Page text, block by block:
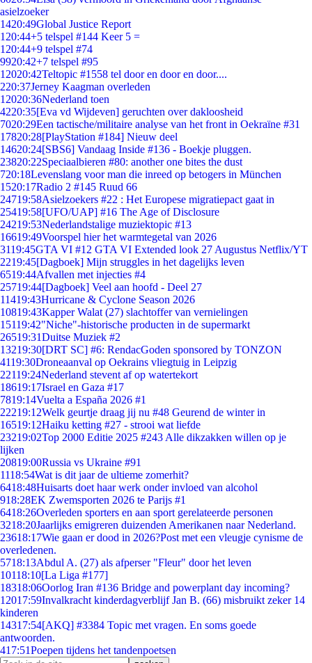
asielzoeker
1420:49Global Justice Report
1 20:44+5 telspel #144 Keer 5 =
1 20:44+9 telspel #74
9920:42+7 telspel #95
12020:42Teltopic #1558 tel door en door en door....
220:37Jerney Kaagman overleden
12020:36Nederland toen
4220:35[Eva vd Wijdeven] geruchten over dakloosheid
7020:29Een tactische/militaire analyse van het front in Oekraïne #31
17820:28[PlayStation #184] Nieuw deel
14620:24[SBS6] Vandaag Inside #136 - Boekje pluggen.
23820:22Speciaalbieren #80: another one bites the dust
720:18Levenslang voor man die inreed op betogers in München
1520:17Radio 2 #145 Ruud 66
24719:58Asielzoekers #22 : Het Europese migratiepact gaat in
25419:58[UFO/UAP] #16 The Age of Disclosure
24219:53Nederlandstalige muziektopic #13
16619:49Voorspel hier het warmtegetal van 2026
3119:45GTA VI #12 GTA VI Extended look 27 Augustus Netflix/YT
2219:45[Dagboek] Mijn struggles in het dagelijks leven
6519:44Afvallen met injecties #4
25719:44[Dagboek] Veel aan hoofd - Deel 27
11419:43Hurricane & Cyclone Season 2026
10819:43Kapper Walat (27) slachtoffer van vernielingen
15119:42"Niche"-historische producten in de supermarkt
26519:31Duitse Muziek #2
13219:30[DRT SC] #6: RendacGoden sponsored by TONZON
4119:30Droneaanval op Oekrains vliegtuig in Leipzig
22119:24Nederland stevent af op watertekort
18619:17Israel en Gaza #17
7819:14Vuelta a España 2026 #1
22219:12Welk geurtje draag jij nu #48 Geurend de winter in
16519:12Haiku ketting #27 - strooi wat liefde
23219:02Top 2000 Editie 2025 #243 Alle dikzakken willen op je
lijken
20819:00Russia vs Ukraine #91
1118:54Wat is dit jaar de ultieme zomerhit?
6418:48Huisarts doet haar werk onder invloed van alcohol
918:28EK Zwemsporten 2026 te Parijs #1
6418:26Overleden sporters en aan sport gerelateerde personen
3218:20Jaarlijks emigreren duizenden Amerikanen naar Nederland.
23618:17Wie gaan er dood in 2026?Post met een vleugje cynisme de
overledenen.
5718:13Abdul A. (27) als afperser "Fleur" door het leven
10118:10[La Liga #177]
18318:06Oorlog Iran #136 Bridge and powerplant day incoming?
12017:59Invalkracht kinderdagverblijf Jan B. (66) misbruikt zeker 14
kinderen
14317:54[AKQ] #3384 Topic met vragen. En soms goede
antwoorden.
417:51Poepen tijdens het tandenpoetsen